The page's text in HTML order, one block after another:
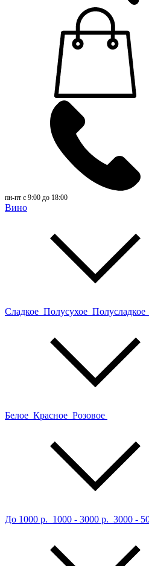
пн-пт с 9:00 до 18:00
Вино
Сладкое Полусухое Полусладкое
Белое Красное Розовое
До 1000 р. 1000 - 3000 р. 3000 -